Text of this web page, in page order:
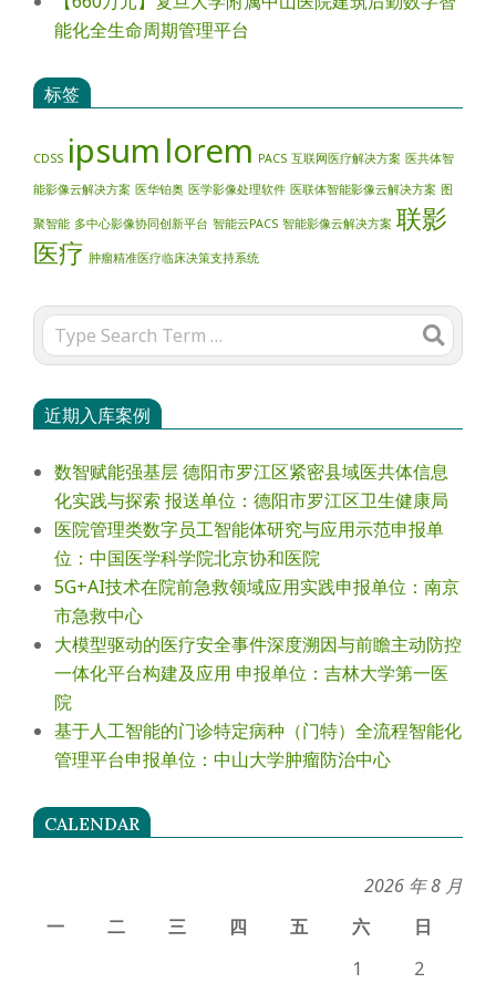
能化全生命周期管理平台
标签
CDSS ipsum lorem PACS 互联网医疗解决方案 医共体智
能影像云解决方案 医华铂奥 医学影像处理软件 医联体智能影像云解决方案 图
聚智能 多中心影像协同创新平台 智能云PACS 智能影像云解决方案 联影
医疗 肿瘤精准医疗临床决策支持系统
Search
近期入库案例
数智赋能强基层 德阳市罗江区紧密县域医共体信息
化实践与探索 报送单位：德阳市罗江区卫生健康局
医院管理类数字员工智能体研究与应用示范申报单
位：中国医学科学院北京协和医院
5G+AI技术在院前急救领域应用实践申报单位：南京
市急救中心
大模型驱动的医疗安全事件深度溯因与前瞻主动防控
一体化平台构建及应用 申报单位：吉林大学第一医
院
基于人工智能的门诊特定病种（门特）全流程智能化
管理平台申报单位：中山大学肿瘤防治中心
CALENDAR
2026 年 8 月
一
二 三 四 五 六
日
1
2